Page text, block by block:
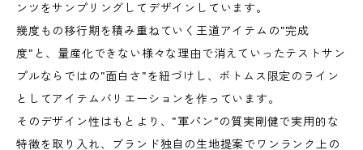
ンツをサンプリングしてデザインしています。
幾度もの移行期を積み重ねていく王道アイテムの"完成
度"と、量産化できない様々な理由で消えていったテストサン
プルならではの"面白さ"を紐づけし、ボトムス限定のライン
としてアイテムバリエーションを作っています。
そのデザイン性はもとより、"軍パン"の質実剛健で実用的な
特徴を取り入れ、ブランド独自の生地提案でワンランク上の